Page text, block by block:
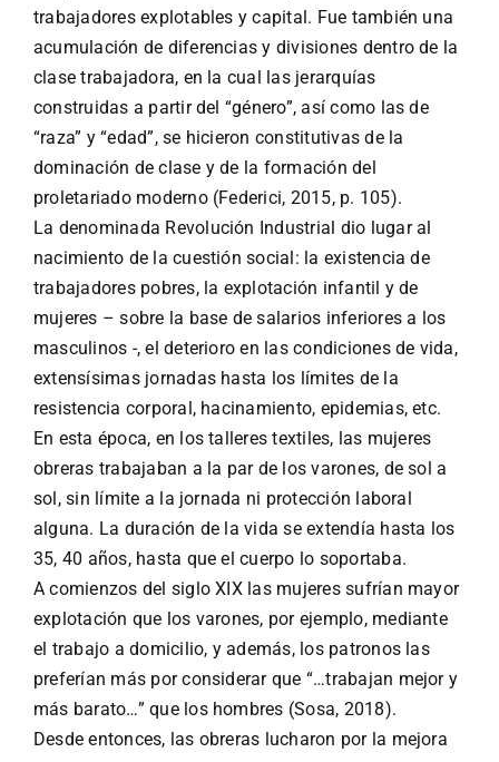
trabajadores explotables y capital. Fue también una
acumulación de diferencias y divisiones dentro de la
clase trabajadora, en la cual las jerarquías
construidas a partir del “género”, así como las de
“raza” y “edad”, se hicieron constitutivas de la
dominación de clase y de la formación del
proletariado moderno (Federici, 2015, p. 105).
La denominada Revolución Industrial dio lugar al
nacimiento de la cuestión social: la existencia de
trabajadores pobres, la explotación infantil y de
mujeres – sobre la base de salarios inferiores a los
masculinos -, el deterioro en las condiciones de vida,
extensísimas jornadas hasta los límites de la
resistencia corporal, hacinamiento, epidemias, etc.
En esta época, en los talleres textiles, las mujeres
obreras trabajaban a la par de los varones, de sol a
sol, sin límite a la jornada ni protección laboral
alguna. La duración de la vida se extendía hasta los
35, 40 años, hasta que el cuerpo lo soportaba.
A comienzos del siglo XIX las mujeres sufrían mayor
explotación que los varones, por ejemplo, mediante
el trabajo a domicilio, y además, los patronos las
preferían más por considerar que “…trabajan mejor y
más barato…” que los hombres (Sosa, 2018).
Desde entonces, las obreras lucharon por la mejora